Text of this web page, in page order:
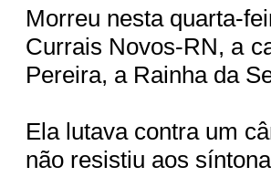
Morreu nesta quarta-
Currais Novos-RN, a
Pereira, a Rainha da
Ela lutava contra um
não resistiu aos